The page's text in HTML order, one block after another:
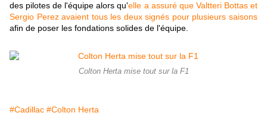
des pilotes de l'équipe alors qu'elle a assuré que Valtteri Bottas et
Sergio Perez avaient tous les deux signés pour plusieurs saisons
afin de poser les fondations solides de l'équipe.
Colton Herta mise tout sur la F1
#Cadillac #Colton Herta